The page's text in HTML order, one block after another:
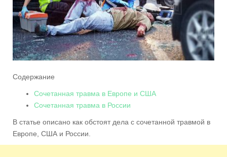
Содержание
Сочетанная травма в Европе и США
Сочетанная травма в России
В статье описано как обстоят дела с сочетанной травмой в
Европе, США и России.